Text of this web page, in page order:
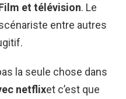
et télévision. Le
entre autres
la seule chose dans
netflixet c’est que